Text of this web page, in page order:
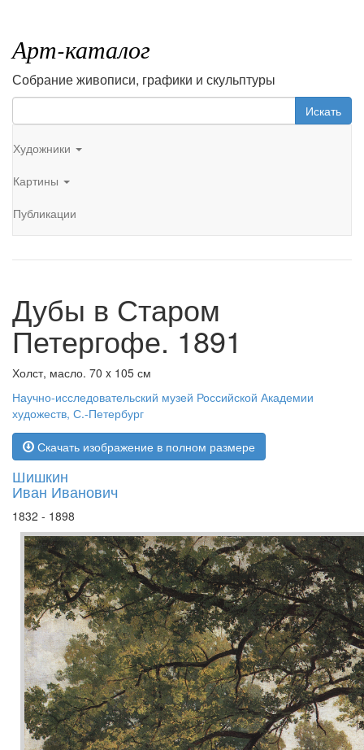
Арт-каталог
Собрание живописи, графики и скульптуры
Искать
Художники
Картины
Публикации
Дубы в Старом
Петергофе. 1891
Холст, масло. 70 x 105 см
Научно-исследовательский музей Российской Академии
художеств, С.-Петербург
Скачать изображение в полном размере
Шишкин
Иван Иванович
1832 - 1898